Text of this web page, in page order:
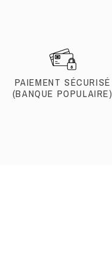
PAIEMENT SÉCURISÉ
(BANQUE POPULAIRE)